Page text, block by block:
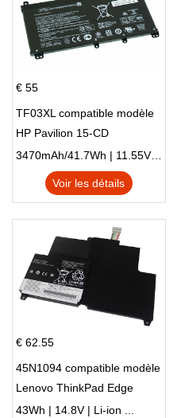
€ 55
TF03XL compatible modèle
HP Pavilion 15-CD
3470mAh/41.7Wh | 11.55V | Li-ion ...
Voir les détails
€ 62.55
45N1094 compatible modèle
Lenovo ThinkPad Edge
S230u Twist
43Wh | 14.8V | Li-ion ...